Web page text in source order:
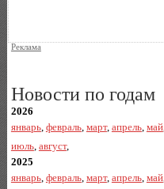
Реклама
Новости по годам
2026
январь, февраль, март, апрель, май,
июль, август,
2025
январь, февраль, март, апрель, май,